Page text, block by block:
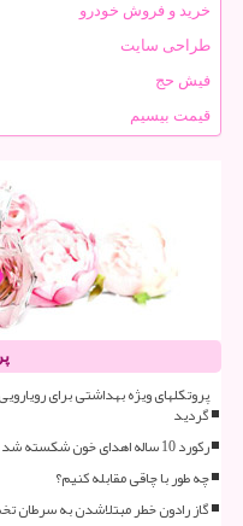
خرید و فروش خودرو
طراحی سایت
فیش حج
قیمت بیسیم
پروتکلهای ویژه بهداشتی برای
گردید
رکورد 10 ساله اهدای خون شکسته شد
چه طور با چاقی مقابله کنیم؟
گاز رادون خطر مبتلاشدن به سرطان